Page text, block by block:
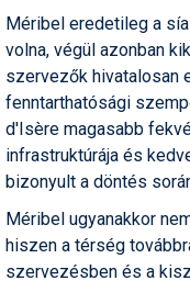
Síbérletárak
Síbörze
Sícipő
Sífelszerelés
Sífutás
Síléc
Símánia
Méribel eredetileg a
volna, végül azonban
szervezők hivatalosan
fenntarthatósági
d'Isère magasabb
infrastruktúrája és
bizonyult a döntés
Méribel ugyanakkor
hiszen a térség
szervezésben és a